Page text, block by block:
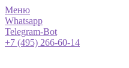
Меню
Whatsapp
Telegram-Bot
+7 (495) 266-60-14